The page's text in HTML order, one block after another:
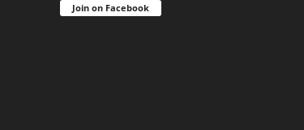
Join on Facebook